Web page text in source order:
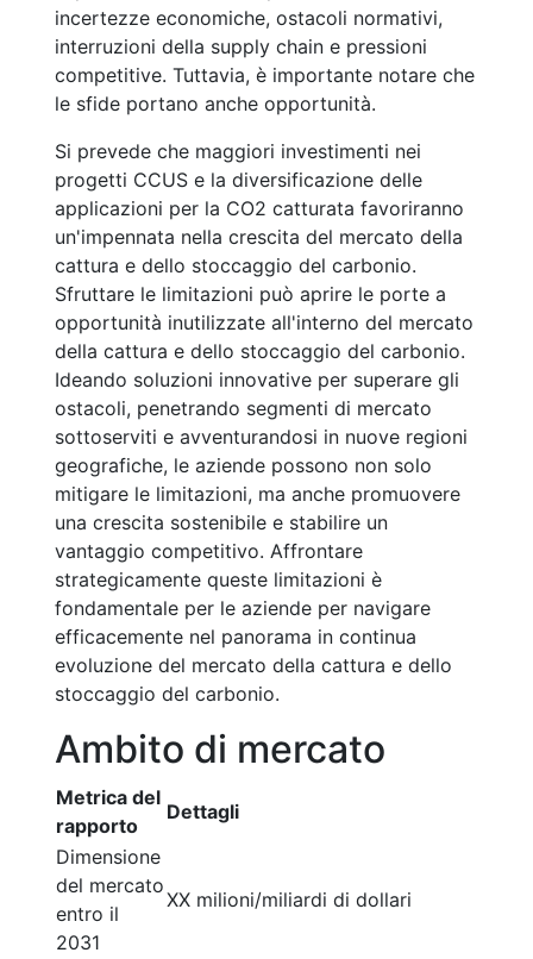
incertezze economiche, ostacoli normativi,
interruzioni della supply chain e pressioni
competitive. Tuttavia, è importante notare che
le sfide portano anche opportunità.
Si prevede che maggiori investimenti nei
progetti CCUS e la diversificazione delle
applicazioni per la CO2 catturata favoriranno
un'impennata nella crescita del mercato della
cattura e dello stoccaggio del carbonio.
Sfruttare le limitazioni può aprire le porte a
opportunità inutilizzate all'interno del mercato
della cattura e dello stoccaggio del carbonio.
Ideando soluzioni innovative per superare gli
ostacoli, penetrando segmenti di mercato
sottoserviti e avventurandosi in nuove regioni
geografiche, le aziende possono non solo
mitigare le limitazioni, ma anche promuovere
una crescita sostenibile e stabilire un
vantaggio competitivo. Affrontare
strategicamente queste limitazioni è
fondamentale per le aziende per navigare
efficacemente nel panorama in continua
evoluzione del mercato della cattura e dello
stoccaggio del carbonio.
Ambito di mercato
Metrica del
rapporto
Dettagli
Dimensione
del mercato
entro il
2031
XX milioni/miliardi di dollari